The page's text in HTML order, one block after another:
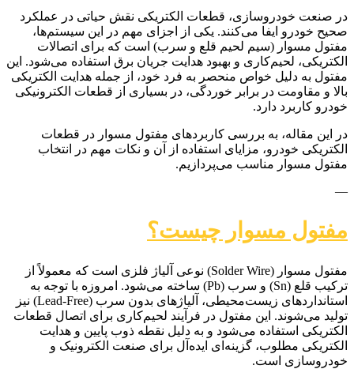
در صنعت خودروسازی، قطعات الکتریکی نقش حیاتی در عملکرد
صحیح خودرو ایفا می‌کنند. یکی از اجزای مهم در این سیستم‌ها،
مفتول مسوار (سیم لحیم قلع و سرب) است که برای اتصالات
الکتریکی، لحیم‌کاری و بهبود هدایت جریان برق استفاده می‌شود. این
مفتول به دلیل خواص منحصر به فرد خود، از جمله هدایت الکتریکی
بالا و مقاومت در برابر خوردگی، در بسیاری از قطعات الکترونیکی
خودرو کاربرد دارد.
در این مقاله، به بررسی کاربردهای مفتول مسوار در قطعات
الکتریکی خودرو، مزایای استفاده از آن و نکات مهم در انتخاب
مفتول مسوار مناسب می‌پردازیم.
—
مفتول مسوار چیست؟
مفتول مسوار (Solder Wire) نوعی آلیاژ فلزی است که معمولاً از
ترکیب قلع (Sn) و سرب (Pb) ساخته می‌شود. امروزه با توجه به
استانداردهای زیست‌محیطی، آلیاژهای بدون سرب (Lead-Free) نیز
تولید می‌شوند. این مفتول در فرآیند لحیم‌کاری برای اتصال قطعات
الکتریکی استفاده می‌شود و به دلیل نقطه ذوب پایین و هدایت
الکتریکی مطلوب، گزینه‌ای ایده‌آل برای صنعت الکترونیک و
خودروسازی است.